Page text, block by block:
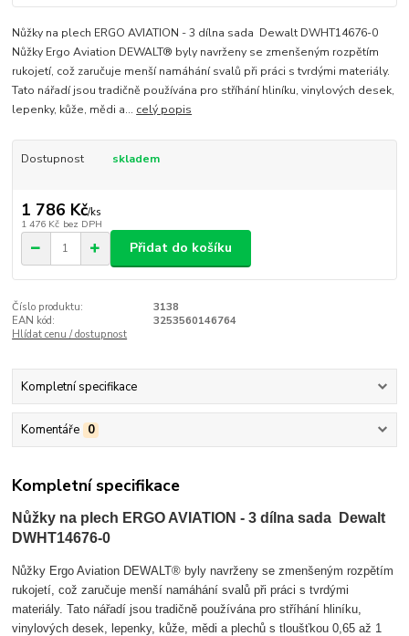
Nůžky na plech ERGO AVIATION - 3 dílna sada Dewalt DWHT14676-0
Nůžky Ergo Aviation DEWALT® byly navrženy se zmenšeným rozpětím
rukojetí, což zaručuje menší namáhání svalů při práci s tvrdými materiály.
Tato nářadí jsou tradičně používána pro stříhání hliníku, vinylových desek,
lepenky, kůže, mědi a... celý popis
Dostupnost skladem
1 786 Kč/ks
1 476 Kč bez DPH
Přidat do košíku
Číslo produktu:
3138
EAN kód:
3253560146764
Hlídat cenu / dostupnost
Kompletní specifikace
Komentáře 0
Kompletní specifikace
Nůžky na plech ERGO AVIATION - 3 dílna sada Dewalt
DWHT14676-0
Nůžky Ergo Aviation DEWALT® byly navrženy se zmenšeným rozpětím
rukojetí, což zaručuje menší namáhání svalů při práci s tvrdými
materiály. Tato nářadí jsou tradičně používána pro stříhání hliníku,
vinylových desek, lepenky, kůže, mědi a plechů s tloušťkou 0,65 až 1